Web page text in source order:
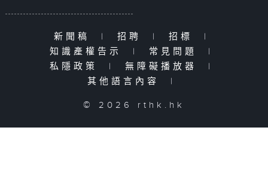
新聞稿 | 招聘 | 招標
|
知識產權告示
| 常見問題
|
私隱政策
| 無障礙播放器
|
其他語言內容
|
© 2026 rthk.hk